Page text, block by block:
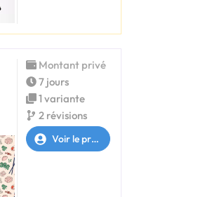
Montant privé
7 jours
1 variante
2 révisions
Voir le profil